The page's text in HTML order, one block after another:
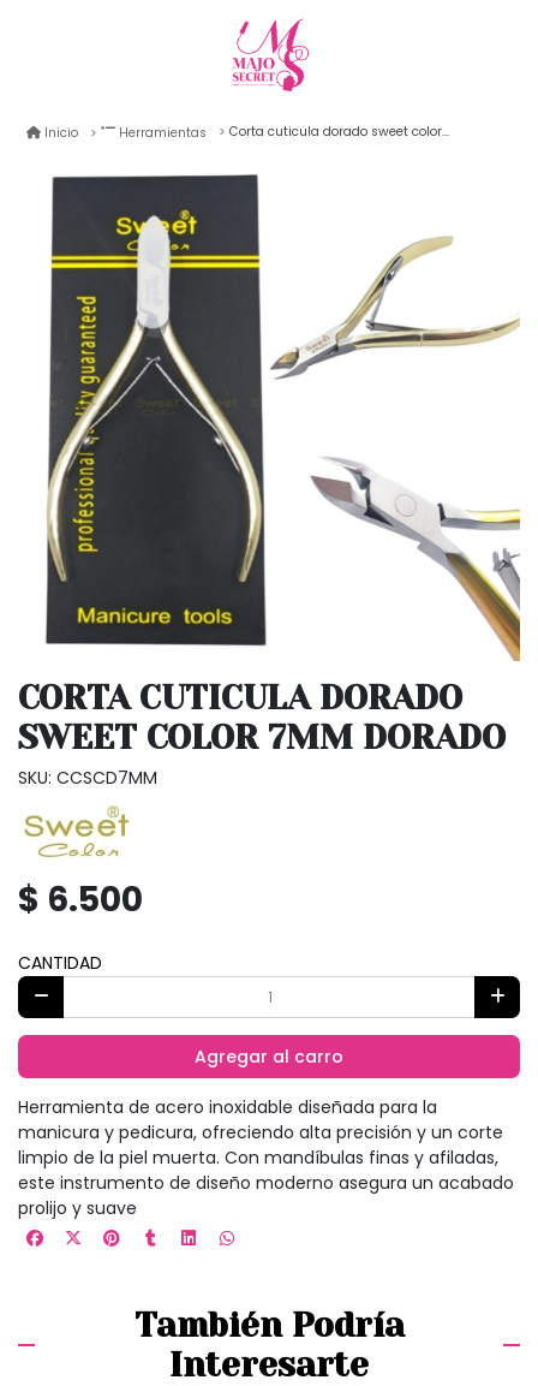
Inicio Herramientas Corta cuticula dorado sweet color 7mm dorado
CORTA CUTICULA DORADO
SWEET COLOR 7MM DORADO
SKU: CCSCD7MM
$ 6.500
CANTIDAD
Agregar al carro
Herramienta de acero inoxidable diseñada para la
manicura y pedicura, ofreciendo alta precisión y un corte
limpio de la piel muerta. Con mandíbulas finas y afiladas,
este instrumento de diseño moderno asegura un acabado
prolijo y suave
También Podría
Interesarte